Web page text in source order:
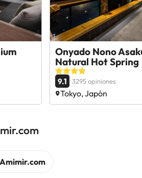
Onyado Nono
Natural Hot Spring
9.1 3295 opiniones
Tokyo, Japón
Amimir.com